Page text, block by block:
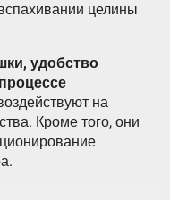
целины
удобство
на
Кроме того, они